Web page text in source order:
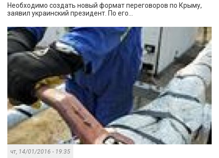
Необходимо создать новый формат переговоров по Крыму,
заявил украинский президент. По его...
чт, 14/01/2016 - 19:35